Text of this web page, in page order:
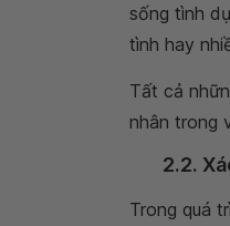
sống tình
tình hay
Tất cả
nhân trong
2.2.
Trong quá